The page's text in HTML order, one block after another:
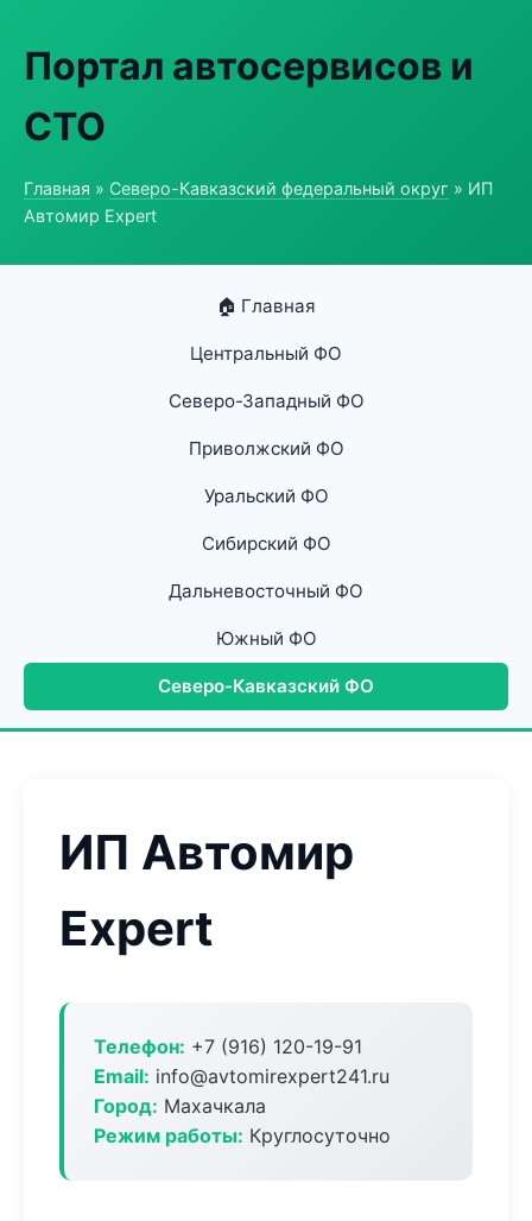
Портал автосервисов и
СТО
Главная » Северо-Кавказский федеральный округ » ИП
Автомир Expert
🏠 Главная
Центральный ФО
Северо-Западный ФО
Приволжский ФО
Уральский ФО
Сибирский ФО
Дальневосточный ФО
Южный ФО
Северо-Кавказский ФО
ИП Автомир
Expert
Телефон: +7 (916) 120-19-91
Email: info@avtomirexpert241.ru
Город: Махачкала
Режим работы: Круглосуточно